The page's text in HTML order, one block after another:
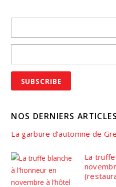
NOS DERNIERS ARTICLES
La garbure d’automne de
La truffe